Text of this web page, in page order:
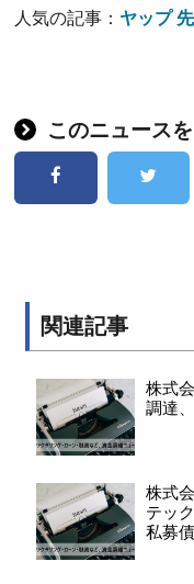
人気の記事： ヤップ
このニュース
関連記事
株式
調達
株式
テッ
私募